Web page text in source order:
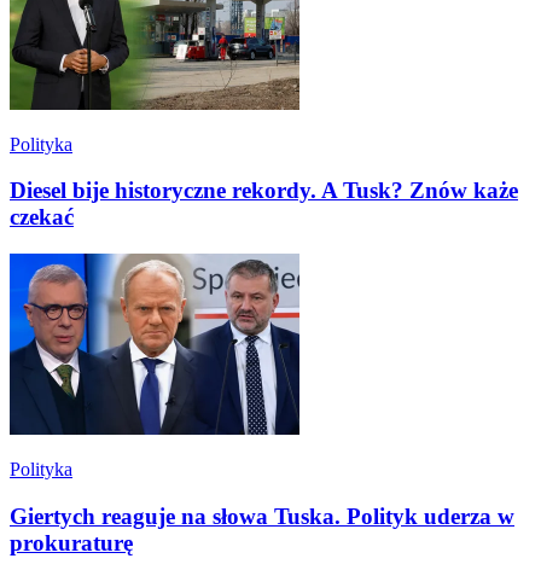
Polityka
Diesel bije historyczne rekordy. A Tusk? Znów każe
czekać
Polityka
Giertych reaguje na słowa Tuska. Polityk uderza w
prokuraturę